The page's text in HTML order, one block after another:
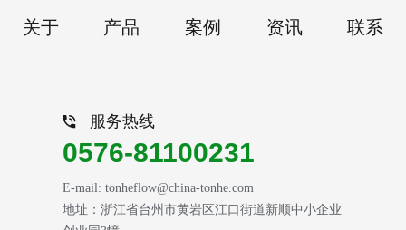
关于 产品 案例 资讯 联系
服务热线
0576-81100231
E-mail: tonheflow@china-tonhe.com
地址：浙江省台州市黄岩区江口街道新顺中小企业